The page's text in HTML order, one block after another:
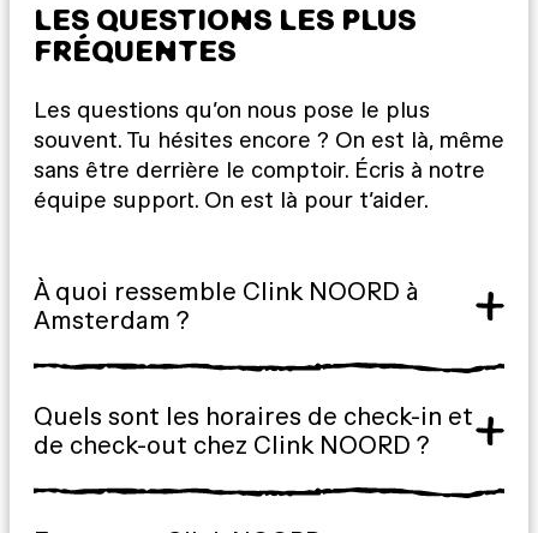
LES QUESTIONS LES PLUS
FRÉQUENTES
Les questions qu’on nous pose le plus
souvent. Tu hésites encore ? On est là, même
sans être derrière le comptoir. Écris à notre
équipe support. On est là pour t’aider.
À quoi ressemble Clink NOORD à
Amsterdam ?
Quels sont les horaires de check-in et
de check-out chez Clink NOORD ?